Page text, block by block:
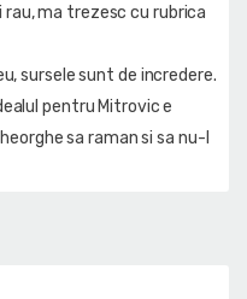
rau, ma trezesc cu rubrica
sursele sunt de incredere.
pentru Mitrovic e
sa raman si sa nu-l